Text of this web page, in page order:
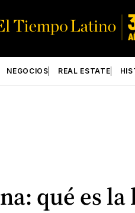
NEGOCIOS REAL ESTATE
qué es